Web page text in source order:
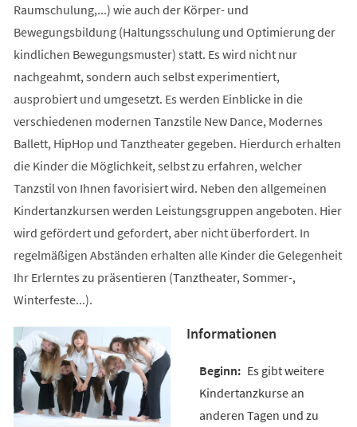
Raumschulung,...) wie auch der Körper- und
Bewegungsbildung (Haltungsschulung und Optimierung der
kindlichen Bewegungsmuster) statt. Es wird nicht nur
nachgeahmt, sondern auch selbst experimentiert,
ausprobiert und umgesetzt. Es werden Einblicke in die
verschiedenen modernen Tanzstile New Dance, Modernes
Ballett, HipHop und Tanztheater gegeben. Hierdurch erhalten
die Kinder die Möglichkeit, selbst zu erfahren, welcher
Tanzstil von Ihnen favorisiert wird. Neben den allgemeinen
Kindertanzkursen werden Leistungsgruppen angeboten. Hier
wird gefördert und gefordert, aber nicht überfordert. In
regelmäßigen Abständen erhalten alle Kinder die Gelegenheit
Ihr Erlerntes zu präsentieren (Tanztheater, Sommer-,
Winterfeste...).
Informationen
Es gibt weitere
Kindertanzkurse an
anderen Tagen und zu